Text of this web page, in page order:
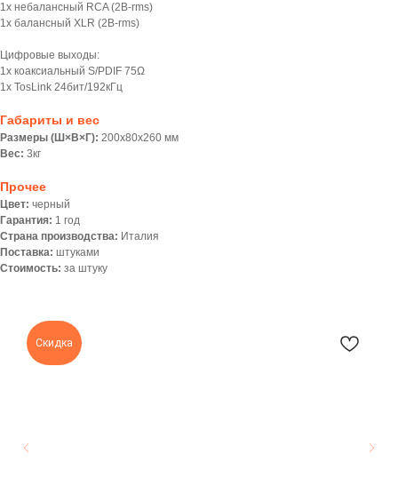
1х небалансный RCA (2B-rms)
1х балансный XLR (2В-rms)
Цифровые выходы:
1x коаксиальный S/PDIF 75Ω
1x TosLink 24бит/192кГц
Габариты и вес
Размеры (Ш×В×Г): 200х80х260 мм
Вес: 3кг
Прочее
Цвет: черный
Гарантия: 1 год
Страна производства: Италия
Поставка: штуками
Стоимость: за штуку
Скидка